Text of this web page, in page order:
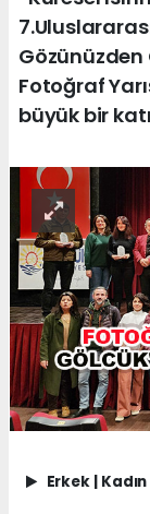
Gözünüzden
Fotoğraf
büyük bir
Erkek | Kadın